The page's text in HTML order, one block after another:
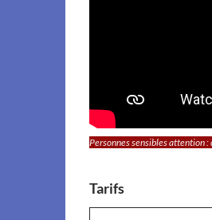
Personnes sensibles attention
Tarifs